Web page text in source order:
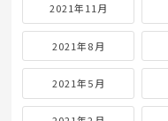
2021年11月
2021年8月
2021年5月